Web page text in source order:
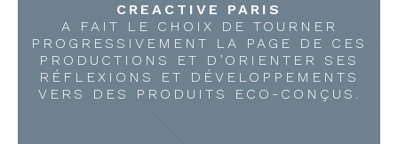
CREACTIVE PARIS
A FAIT LE CHOIX DE TOURNER
PROGRESSIVEMENT LA PAGE DE CES
PRODUCTIONS ET D’ORIENTER SES
RÉFLEXIONS ET DÉVELOPPEMENTS
VERS DES PRODUITS ECO-CONÇUS.